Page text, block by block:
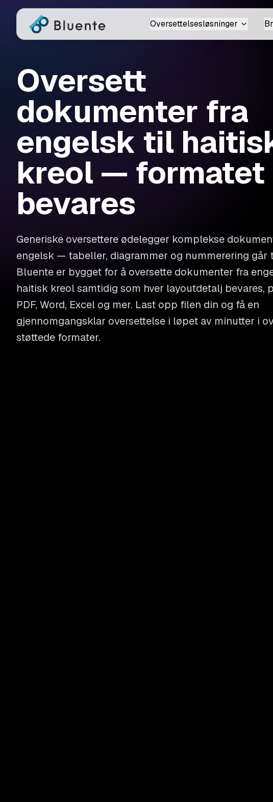
Oversettelsesløsninger
Oversett
dokumenter fra
engelsk til
kreol — formatet
bevares
Generiske oversettere ødelegger komplekse
engelsk — tabeller, diagrammer og nummerering går
Bluente er bygget for å oversette dokumenter fra
haitisk kreol samtidig som hver layoutdetalj bevares,
PDF, Word, Excel og mer. Last opp filen din og få en
gjennomgangsklar oversettelse i løpet av minutter i
støttede formater.